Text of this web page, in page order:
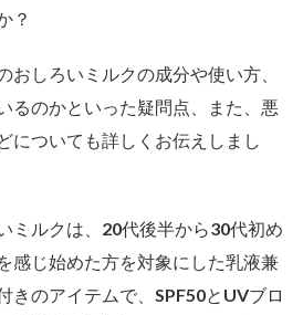
？
おしろいミルクの成分や使い方、
るのかといった疑問点、また、悪
についても詳しくお伝えしまし
ミルクは、20代後半から30代初め
感じ始めた方を対象にした乳液兼
きのアイテムで、SPF50とUVブロ